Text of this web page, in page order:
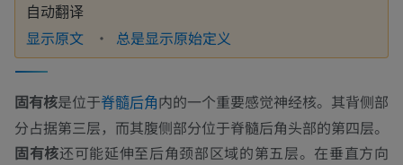
自动翻译
显示原文 总是显示原始定义
固有核是位于脊髓后角内的一个重要感觉神经核。其背侧部
分占据第三层，而其腹侧部分位于脊髓后角头部的第四层。
固有核还可能延伸至后角颈部区域的第五层。在垂直方向